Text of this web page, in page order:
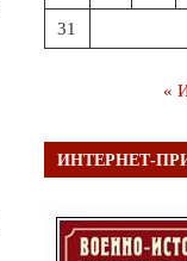
31
«
ИНТЕРНЕТ-